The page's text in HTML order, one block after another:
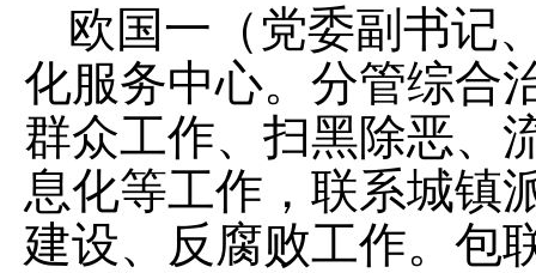
欧国一（党委副书记
化服务中心。分管综合
群众工作、扫黑除恶、
息化等工作，联系城镇
建设、反腐败工作。包